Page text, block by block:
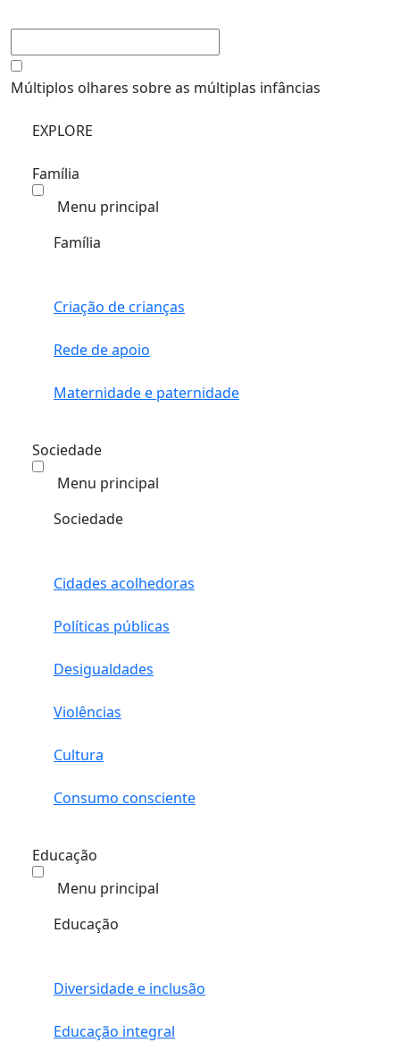
Múltiplos olhares sobre as múltiplas infâncias
EXPLORE
Família
Menu principal
Família
Criação de crianças
Rede de apoio
Maternidade e paternidade
Sociedade
Menu principal
Sociedade
Cidades acolhedoras
Políticas públicas
Desigualdades
Violências
Cultura
Consumo consciente
Educação
Menu principal
Educação
Diversidade e inclusão
Educação integral